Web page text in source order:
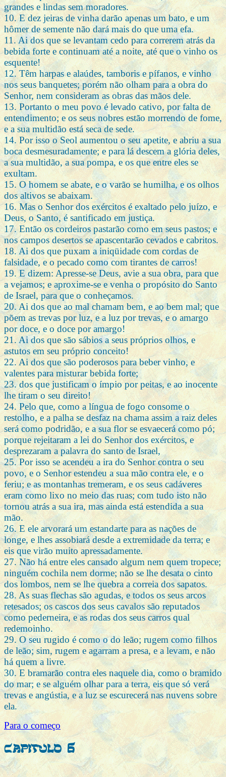
grandes e lindas sem moradores.
10. E dez jeiras de vinha darão apenas um bato, e um
hômer de semente não dará mais do que uma efa.
11. Ai dos que se levantam cedo para correrem atrás da
bebida forte e continuam até a noite, até que o vinho os
esquente!
12. Têm harpas e alaúdes, tamboris e pífanos, e vinho
nos seus banquetes; porém não olham para a obra do
Senhor, nem consideram as obras das mãos dele.
13. Portanto o meu povo é levado cativo, por falta de
entendimento; e os seus nobres estão morrendo de fome,
e a sua multidão está seca de sede.
14. Por isso o Seol aumentou o seu apetite, e abriu a sua
boca desmesuradamente; e para lá descem a glória deles,
a sua multidão, a sua pompa, e os que entre eles se
exultam.
15. O homem se abate, e o varão se humilha, e os olhos
dos altivos se abaixam.
16. Mas o Senhor dos exércitos é exaltado pelo juízo, e
Deus, o Santo, é santificado em justiça.
17. Então os cordeiros pastarão como em seus pastos; e
nos campos desertos se apascentarão cevados e cabritos.
18. Ai dos que puxam a iniqüidade com cordas de
falsidade, e o pecado como com tirantes de carros!
19. E dizem: Apresse-se Deus, avie a sua obra, para que
a vejamos; e aproxime-se e venha o propósito do Santo
de Israel, para que o conheçamos.
20. Ai dos que ao mal chamam bem, e ao bem mal; que
põem as trevas por luz, e a luz por trevas, e o amargo
por doce, e o doce por amargo!
21. Ai dos que são sábios a seus próprios olhos, e
astutos em seu próprio conceito!
22. Ai dos que são poderosos para beber vinho, e
valentes para misturar bebida forte;
23. dos que justificam o ímpio por peitas, e ao inocente
lhe tiram o seu direito!
24. Pelo que, como a língua de fogo consome o
restolho, e a palha se desfaz na chama assim a raiz deles
será como podridão, e a sua flor se esvaecerá como pó;
porque rejeitaram a lei do Senhor dos exércitos, e
desprezaram a palavra do santo de Israel,
25. Por isso se acendeu a ira do Senhor contra o seu
povo, e o Senhor estendeu a sua mão contra ele, e o
feriu; e as montanhas tremeram, e os seus cadáveres
eram como lixo no meio das ruas; com tudo isto não
tornou atrás a sua ira, mas ainda está estendida a sua
mão.
26. E ele arvorará um estandarte para as nações de
longe, e lhes assobiará desde a extremidade da terra; e
eis que virão muito apressadamente.
27. Não há entre eles cansado algum nem quem tropece;
ninguém cochila nem dorme; não se lhe desata o cinto
dos lombos, nem se lhe quebra a correia dos sapatos.
28. As suas flechas são agudas, e todos os seus arcos
retesados; os cascos dos seus cavalos são reputados
como pederneira, e as rodas dos seus carros qual
redemoinho.
29. O seu rugido é como o do leão; rugem como filhos
de leão; sim, rugem e agarram a presa, e a levam, e não
há quem a livre.
30. E bramarão contra eles naquele dia, como o bramido
do mar; e se alguém olhar para a terra, eis que só verá
trevas e angústia, e a luz se escurecerá nas nuvens sobre
ela.
Para o começo
Capitulo 6